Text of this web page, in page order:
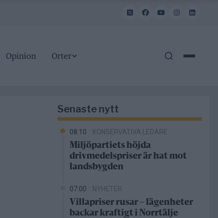
Opinion Orter
Senaste nytt
08:10 KONSERVATIVA LEDARE
Miljöpartiets höjda
drivmedelspriser är hat mot
landsbygden
07:00 NYHETER
Villapriser rusar – lägenheter
backar kraftigt i Norrtälje